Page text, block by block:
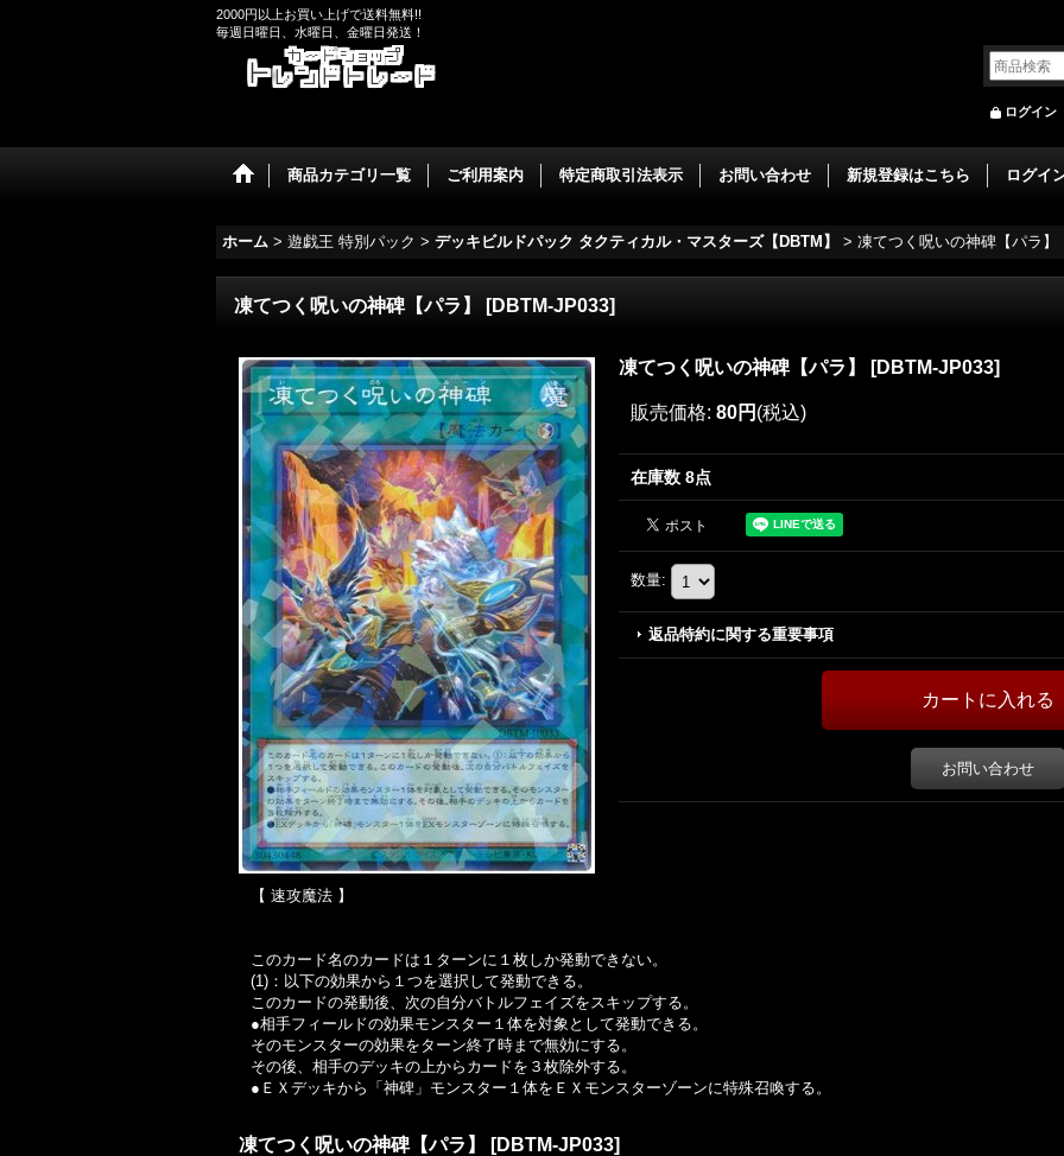
2000円以上お買い上げで送料無料!!
毎週日曜日、水曜日、金曜日発送！
ログイン
商品カテゴリ一覧 ご利用案内 特定商取引法表示 お問い合わせ 新規登録はこちら ログイ
ホーム > 遊戯王 特別パック > デッキビルドパック タクティカル・マスターズ【DBTM】 > 凍てつく呪いの神碑【パラ】
凍てつく呪いの神碑【パラ】 [DBTM-JP033]
凍てつく呪いの神碑【パラ】 [DBTM-JP033]
販売価格: 80円 (税込)
在庫数 8点
数量:
返品特約に関する重要事項
お問い合わせ
【 速攻魔法 】
このカード名のカードは１ターンに１枚しか発動できない。
(1)：以下の効果から１つを選択して発動できる。
このカードの発動後、次の自分バトルフェイズをスキップする。
●相手フィールドの効果モンスター１体を対象として発動できる。
そのモンスターの効果をターン終了時まで無効にする。
その後、相手のデッキの上からカードを３枚除外する。
●ＥＸデッキから「神碑」モンスター１体をＥＸモンスターゾーンに特殊召喚する。
凍てつく呪いの神碑【パラ】 [DBTM-JP033]